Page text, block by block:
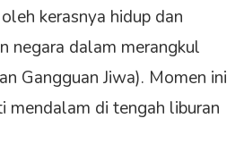
kerasnya hidup dan
negara dalam merangkul
Gangguan Jiwa). Momen ini
mendalam di tengah liburan